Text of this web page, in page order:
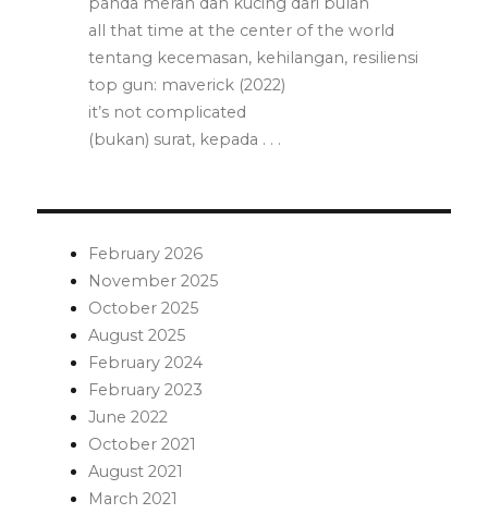
all that time at the center of the world
tentang kecemasan, kehilangan, resiliensi
top gun: maverick (2022)
it’s not complicated
(bukan) surat, kepada . . .
February 2026
November 2025
October 2025
August 2025
February 2024
February 2023
June 2022
October 2021
August 2021
March 2021